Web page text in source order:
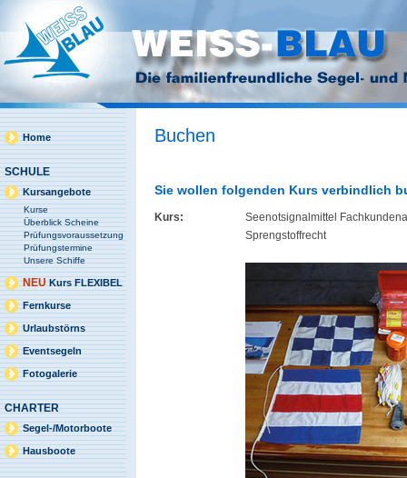
Home
SCHULE
Kursangebote
Kurse
Überblick Scheine
Prüfungsvoraussetzung
Prüfungstermine
Unsere Schiffe
NEUKurs FLEXIBEL
Fernkurse
Urlaubstörns
Eventsegeln
Fotogalerie
CHARTER
Segel-/Motorboote
Hausboote
Buchen
Sie wollen folgenden Kurs verbindlich
Kurs:
Seenotsignalmittel
Sprengstoffrecht